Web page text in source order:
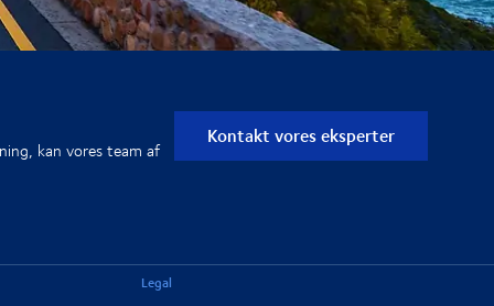
kan vores team af
Kontakt vores eksperter
Legal